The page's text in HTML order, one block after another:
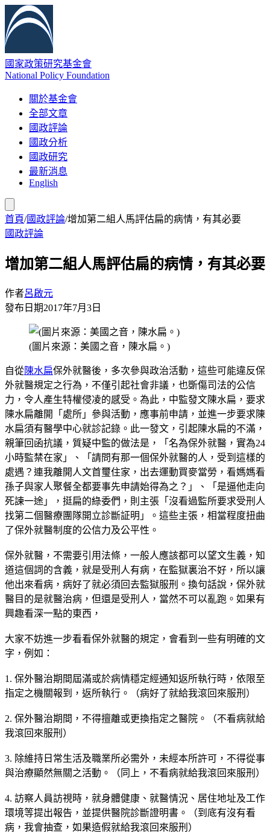
國家政策研究基金會
National Policy Foundation
關於基金會
全部文章
國政評論
國政分析
國政研究
最新消息
English
首頁/國政評論/增加第二組人馬評估扁的病情，有其必要
國政評論
增加第二組人馬評估扁的病情，有其必要
作者呂啟元
發布日期2017年7月3日
(圖片來源：美國之音，陳水扁。)
自從陳水扁保外就醫後，多次參與政治活動，這些可能違反保
外就醫規定之行為，不僅引起社會非議，也斲傷司法的公信
力，令人產生特權侵凌的感受。為此，中監發文陳水扁，要求
陳水扁離開「處所」參與活動，應事前申請，並進一步要求陳
水扁須有醫學中心就診記錄。此一發文，引起陳水扁的不滿，
親筆回函抗議，質疑中監的做法是，「名為保外就醫，實為24
小時監禁在家」、「請問有那一個保外就醫的人，受到這樣的
處遇？連我離開人文首璽住家，出去運動買麥當勞，看媽媽看
孫子與家人聚餐全都要事先申請始得為之？」、「是逼他走向
死諫一途」，挺扁的綠委們，則主張「沒看過監所要求受刑人
找第二個醫療團隊開立診斷証明」。這些主張，相當程度扭曲
了保外就醫制度的公信力及公平性。
保外就醫，不需要引用法條，一般人應該都可以望文生義，知
道這個詞的含義，就是受刑人有病，在監獄裏治不好，所以讓
他出來看病，病好了就必須回去監獄服刑。換句話說，保外就
醫目的是就醫治病，但還是受刑人，當然不可以亂跑。如果有
興趣看深一點的東西，
大家不妨進一步看看保外就醫的規定，會看到一些有明確的文
字，例如：
1. 保外醫治期間屆滿或於病情穩定經通知返所執行時，依限至
指定之機關報到，返所執行。（病好了就給我滾回來服刑）
2. 保外醫治期間，不得擅離或更換指定之醫院。（不看病就給
我滾回來服刑）
3. 除維持日常生活及職業所必需外，未經本所許可，不得從事
與治療顯然無關之活動。（同上，不看病就給我滾回來服刑）
4. 訪察人員訪視時，就身體健康、就醫情況、居住地址及工作
環境等提出報告，並提供醫院診斷證明書。（到底有沒有看
病，我會抽查，如果造假就給我滾回來服刑）